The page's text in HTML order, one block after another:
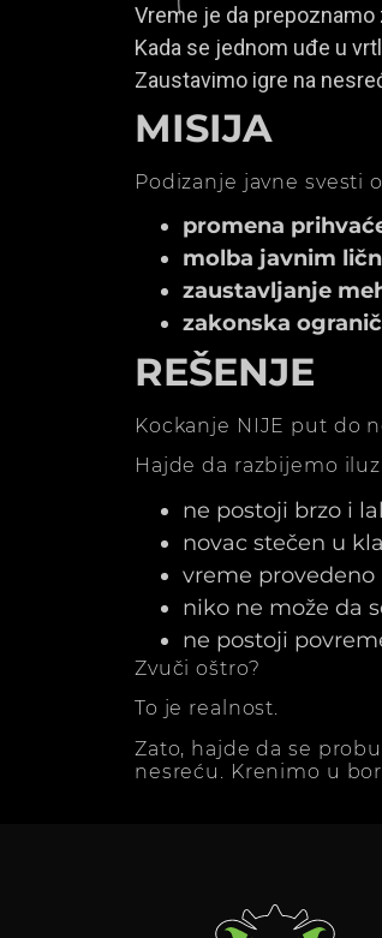
Vreme je da
Kada se jednom uđe u
Zaustavimo igre na
MISIJA
Podizanje javne svesti
promena
molba javnim
zaustavljanje
zakonska
REŠENJE
Kockanje NIJE put do
Hajde da razbijemo
ne postoji brzo i
novac stečen u
vreme
niko ne može da
ne postoji
Zvuči oštro?
To je realnost.
Zato, hajde da se
nesreću. Krenimo u